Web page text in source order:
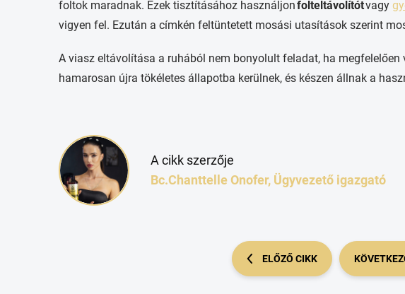
foltok maradnak. Ezek tisztításához használjonfolteltávolítótvagy
vigyen fel. Ezután a címkén feltüntetett mosási utasítások szerint
A viasz eltávolítása a ruhából nem bonyolult feladat, ha megfelelően
hamarosan újra tökéletes állapotba kerülnek, és készen állnak a
A cikk szerzője
Bc.Chanttelle Onofer, Ügyvezető igazgató
ELŐZŐ CIKK